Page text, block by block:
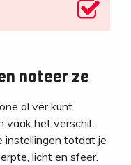
noteer ze
al ver kunt
vaak het verschil.
instellingen totdat je
licht en sfeer.